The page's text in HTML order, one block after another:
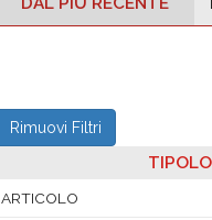
Rimuovi Filtri
ARTICOLO